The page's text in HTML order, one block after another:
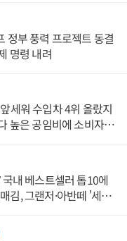
정부 풍력 프로젝트 동결
명령 내려
세워 수입차 4위 올랐지
높은 공임비에 소비자
내 베스트셀러 톱10에
김, 그랜저·아반떼 '세단